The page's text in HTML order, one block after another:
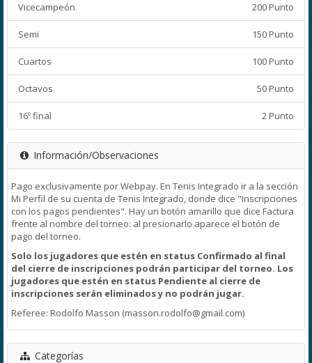
Vicecampeón 200 Punto
Semi 150 Punto
Cuartos 100 Punto
Octavos 50 Punto
16º final 2 Punto
Información/Observaciones
Pago exclusivamente por Webpay. En Tenis Integrado ir a la sección
Mi Perfil de su cuenta de Tenis Integrado, donde dice "Inscripciones
con los pagos pendientes". Hay un botón amarillo que dice Factura
frente al nombre del torneo: al presionarlo aparece el botón de
pago del torneo.
Solo los jugadores que estén en status Confirmado al final
del cierre de inscripciones podrán participar del torneo. Los
jugadores que estén en status Pendiente al cierre de
inscripciones serán eliminados y no podrán jugar.
Referee: Rodolfo Masson (masson.rodolfo@gmail.com)
Categorías